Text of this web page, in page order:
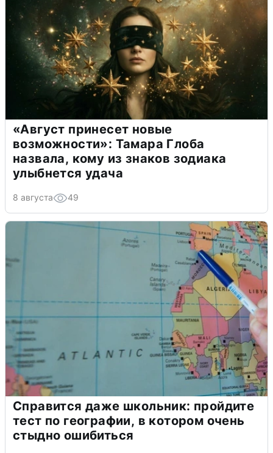
«Август принесет новые
возможности»: Тамара Глоба
назвала, кому из знаков зодиака
улыбнется удача
8 августа 49
Справится даже школьник: пройдите
тест по географии, в котором очень
стыдно ошибиться